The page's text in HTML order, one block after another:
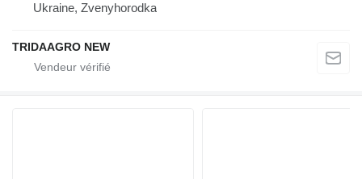
Ukraine, Zvenyhorodka
TRIDAAGRO NEW